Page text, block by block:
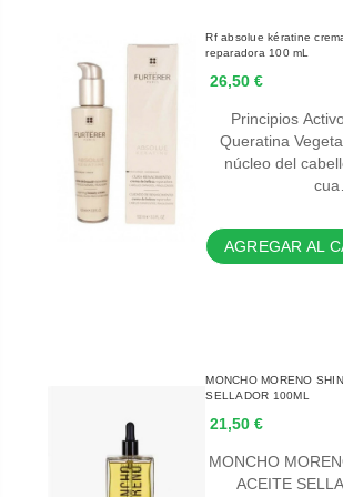
Rf absolue kératine
reparadora 100 mL
26,50 €
Principios
Queratina
núcleo del
AGREGAR AL
MONCHO MORENO
SELLADOR 100ML
21,50 €
MONCHO
ACEITE